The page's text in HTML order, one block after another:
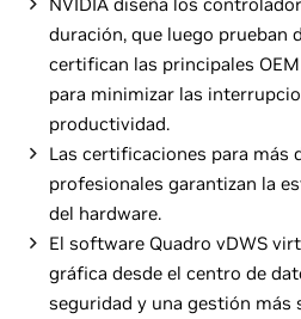
duración, que luego prueban
certifican las principales
para minimizar las
productividad.
Las certificaciones para más
profesionales garantizan la
del hardware.
El software Quadro vDWS
gráfica desde el centro de
seguridad y una gestión más